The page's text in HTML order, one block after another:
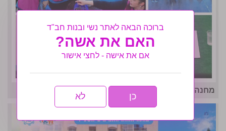
מחנה אחות תשפו- לו״ז גאולתי
ברוכה הבאה לאתר נשי ובנות חב"ד
האם את אשה?
אם את אישה - לחצי אישור
כן לא